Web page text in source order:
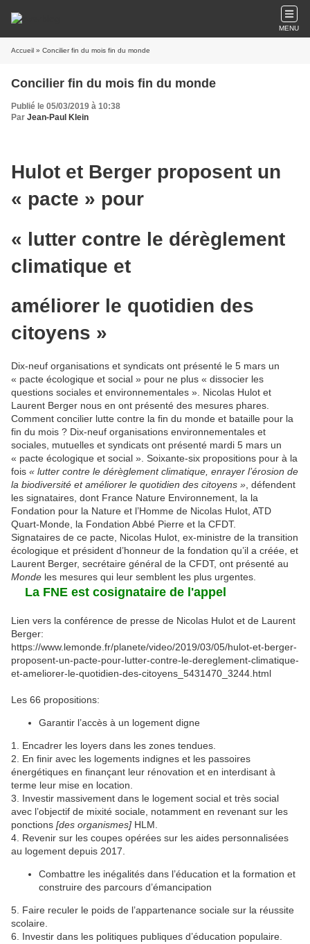
MENU
Accueil » Concilier fin du mois fin du monde
Concilier fin du mois fin du monde
Publié le 05/03/2019 à 10:38
Par Jean-Paul Klein
Hulot et Berger proposent un
« pacte » pour
« lutter contre le dérèglement
climatique et
améliorer le quotidien des
citoyens »
Dix-neuf organisations et syndicats ont présenté le 5 mars un
« pacte écologique et social » pour ne plus « dissocier les
questions sociales et environnementales ». Nicolas Hulot et
Laurent Berger nous en ont présenté des mesures phares.
Comment concilier lutte contre la fin du monde et bataille pour la
fin du mois ? Dix-neuf organisations environnementales et
sociales, mutuelles et syndicats ont présenté mardi 5 mars un
« pacte écologique et social ». Soixante-six propositions pour à la
fois « lutter contre le dérèglement climatique, enrayer l’érosion de
la biodiversité et améliorer le quotidien des citoyens » , défendent
les signataires, dont France Nature Environnement, la la
Fondation pour la Nature et l’Homme de Nicolas Hulot, ATD
Quart-Monde, la Fondation Abbé Pierre et la CFDT.
Signataires de ce pacte, Nicolas Hulot, ex-ministre de la transition
écologique et président d’honneur de la fondation qu’il a créée, et
Laurent Berger, secrétaire général de la CFDT, ont présenté au
Monde les mesures qui leur semblent les plus urgentes.
La FNE est cosignataire de l'appel
Lien vers la conférence de presse de Nicolas Hulot et de Laurent
Berger:
https://www.lemonde.fr/planete/video/2019/03/05/hulot-et-berger-
proposent-un-pacte-pour-lutter-contre-le-dereglement-climatique-
et-ameliorer-le-quotidien-des-citoyens_5431470_3244.html
Les 66 propositions:
Garantir l’accès à un logement digne
1. Encadrer les loyers dans les zones tendues.
2. En finir avec les logements indignes et les passoires
énergétiques en finançant leur rénovation et en interdisant à
terme leur mise en location.
3. Investir massivement dans le logement social et très social
avec l’objectif de mixité sociale, notamment en revenant sur les
ponctions [des organismes] HLM.
4. Revenir sur les coupes opérées sur les aides personnalisées
au logement depuis 2017.
Combattre les inégalités dans l’éducation et la formation et
construire des parcours d’émancipation
5. Faire reculer le poids de l’appartenance sociale sur la réussite
scolaire.
6. Investir dans les politiques publiques d’éducation populaire.